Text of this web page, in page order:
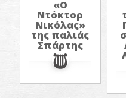
«Ο
Ντόκτορ
Νικόλας»
της παλιάς
Σπάρτης